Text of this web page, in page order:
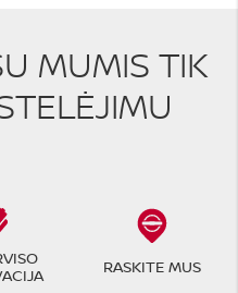
MUMIS TIK
RASKITE MUS